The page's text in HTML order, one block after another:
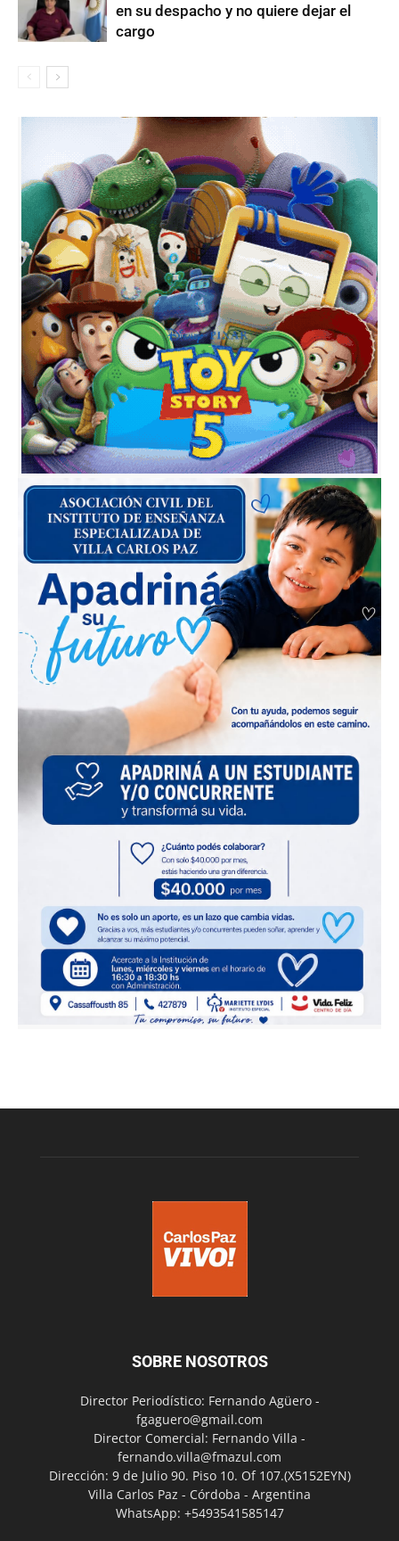
en su despacho y no quiere dejar el
cargo
SOBRE NOSOTROS
Director Periodístico: Fernando Agüero -
fgaguero@gmail.com
Director Comercial: Fernando Villa -
fernando.villa@fmazul.com
Dirección: 9 de Julio 90. Piso 10. Of 107.(X5152EYN)
Villa Carlos Paz - Córdoba - Argentina
WhatsApp: +5493541585147